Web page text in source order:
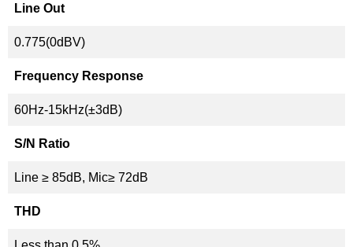
Line Out
0.775(0dBV)
Frequency Response
60Hz-15kHz(±3dB)
S/N Ratio
Line ≥ 85dB, Mic≥ 72dB
THD